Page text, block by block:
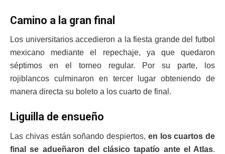
Camino a la gran final
Los universitarios accedieron a la fiesta grande del futbol
mexicano mediante el repechaje, ya que quedaron
séptimos en el torneo regular. Por su parte, los
rojiblancos culminaron en tercer lugar obteniendo de
manera directa su boleto a los cuarto de final.
Liguilla de ensueño
Las chivas están soñando despiertos, en los cuartos de
final se adueñaron del clásico tapatío ante el Atlas.